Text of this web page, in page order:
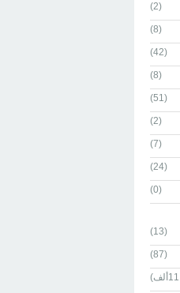
(2)
(8)
(42)
(8)
(51)
(2)
(7)
(24)
(0)
(13)
(87)